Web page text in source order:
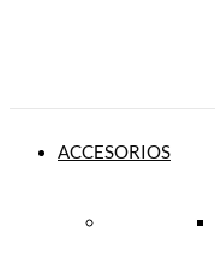
ACCESORIOS